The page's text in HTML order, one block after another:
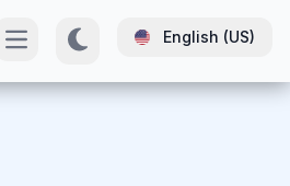
Open main menu
English (US)